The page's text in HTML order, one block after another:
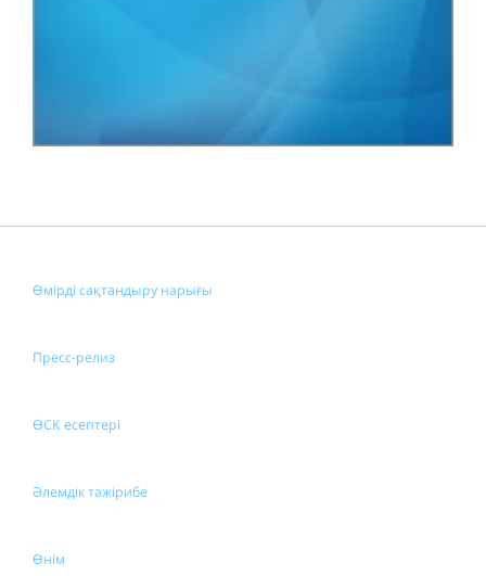
Өмірді сақтандыру нарығы
Пресс-релиз
ӨСК есептері
Әлемдік тәжірибе
Өнім